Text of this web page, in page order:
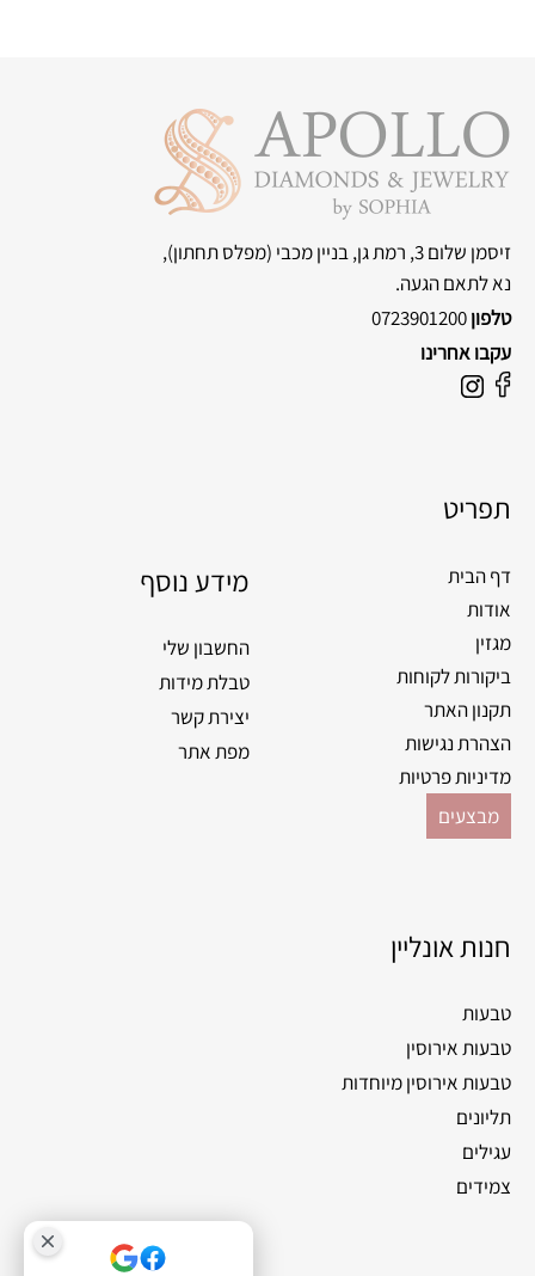
זיסמן שלום 3, רמת גן, בניין מכבי
(מפלס תחתון),
נא לתאם הגעה.
טלפון0723901200
עקבו אחרינו
F
b
o
k
I
a
r
a
m
תפריט
דף הבית
אודות
מגזין
ביקורות לקוחות
תקנון האתר
הצהרת נגישות
מדיניות פרטיות
מבצעים
מידע נוסף
החשבון שלי
טבלת מידות
יצירת קשר
מפת אתר
חנות אונליין
טבעות
טבעות אירוסין
טבעות אירוסין מיוחדות
תליונים
עגילים
צמידים